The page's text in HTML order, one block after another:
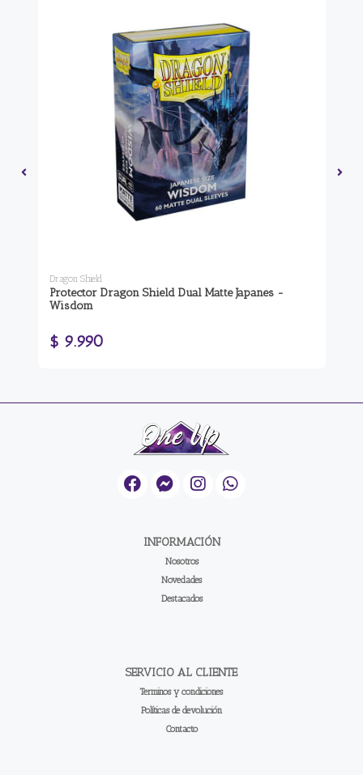
Dragon Shield
Protector Dragon Shield Dual Matte Japanes -
Wisdom
$ 9.990
INFORMACIÓN
Nosotros
Novedades
Destacados
SERVICIO AL CLIENTE
Terminos y condiciones
Políticas de devolución
Contacto